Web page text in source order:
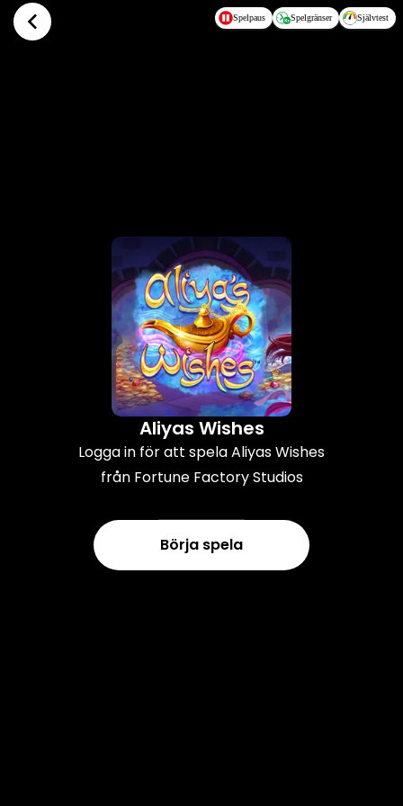
Hoppa till huvudinnehållet Spelpaus Spelgränser Självtest
Aliyas Wishes
Logga in för att spela Aliyas Wishes
från Fortune Factory Studios
Börja spela